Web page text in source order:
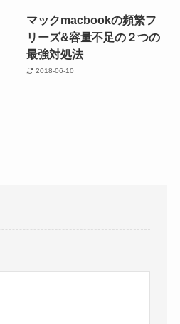
マックmacbookの頻繁フ
リーズ&容量不足の２つの
最強対処法
2018-06-10